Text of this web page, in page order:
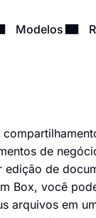
Modelos
de
de
Box, você
arquivos em